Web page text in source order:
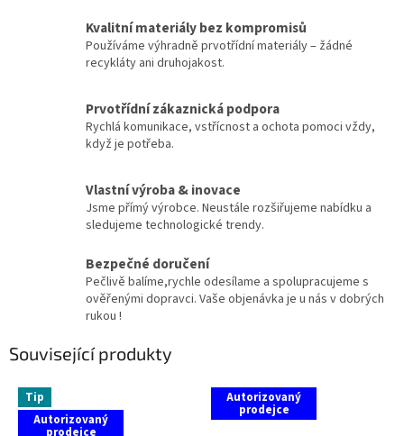
Kvalitní materiály bez kompromisů
Používáme výhradně prvotřídní materiály – žádné
recykláty ani druhojakost.
Prvotřídní zákaznická podpora
Rychlá komunikace, vstřícnost a ochota pomoci vždy,
když je potřeba.
Vlastní výroba & inovace
Jsme přímý výrobce. Neustále rozšiřujeme nabídku a
sledujeme technologické trendy.
Bezpečné doručení
Pečlivě balíme,rychle odesílame a spolupracujeme s
ověřenými dopravci. Vaše objenávka je u nás v dobrých
rukou !
Související produkty
Tip
Autorizovaný
prodejce
Autorizovaný
prodejce